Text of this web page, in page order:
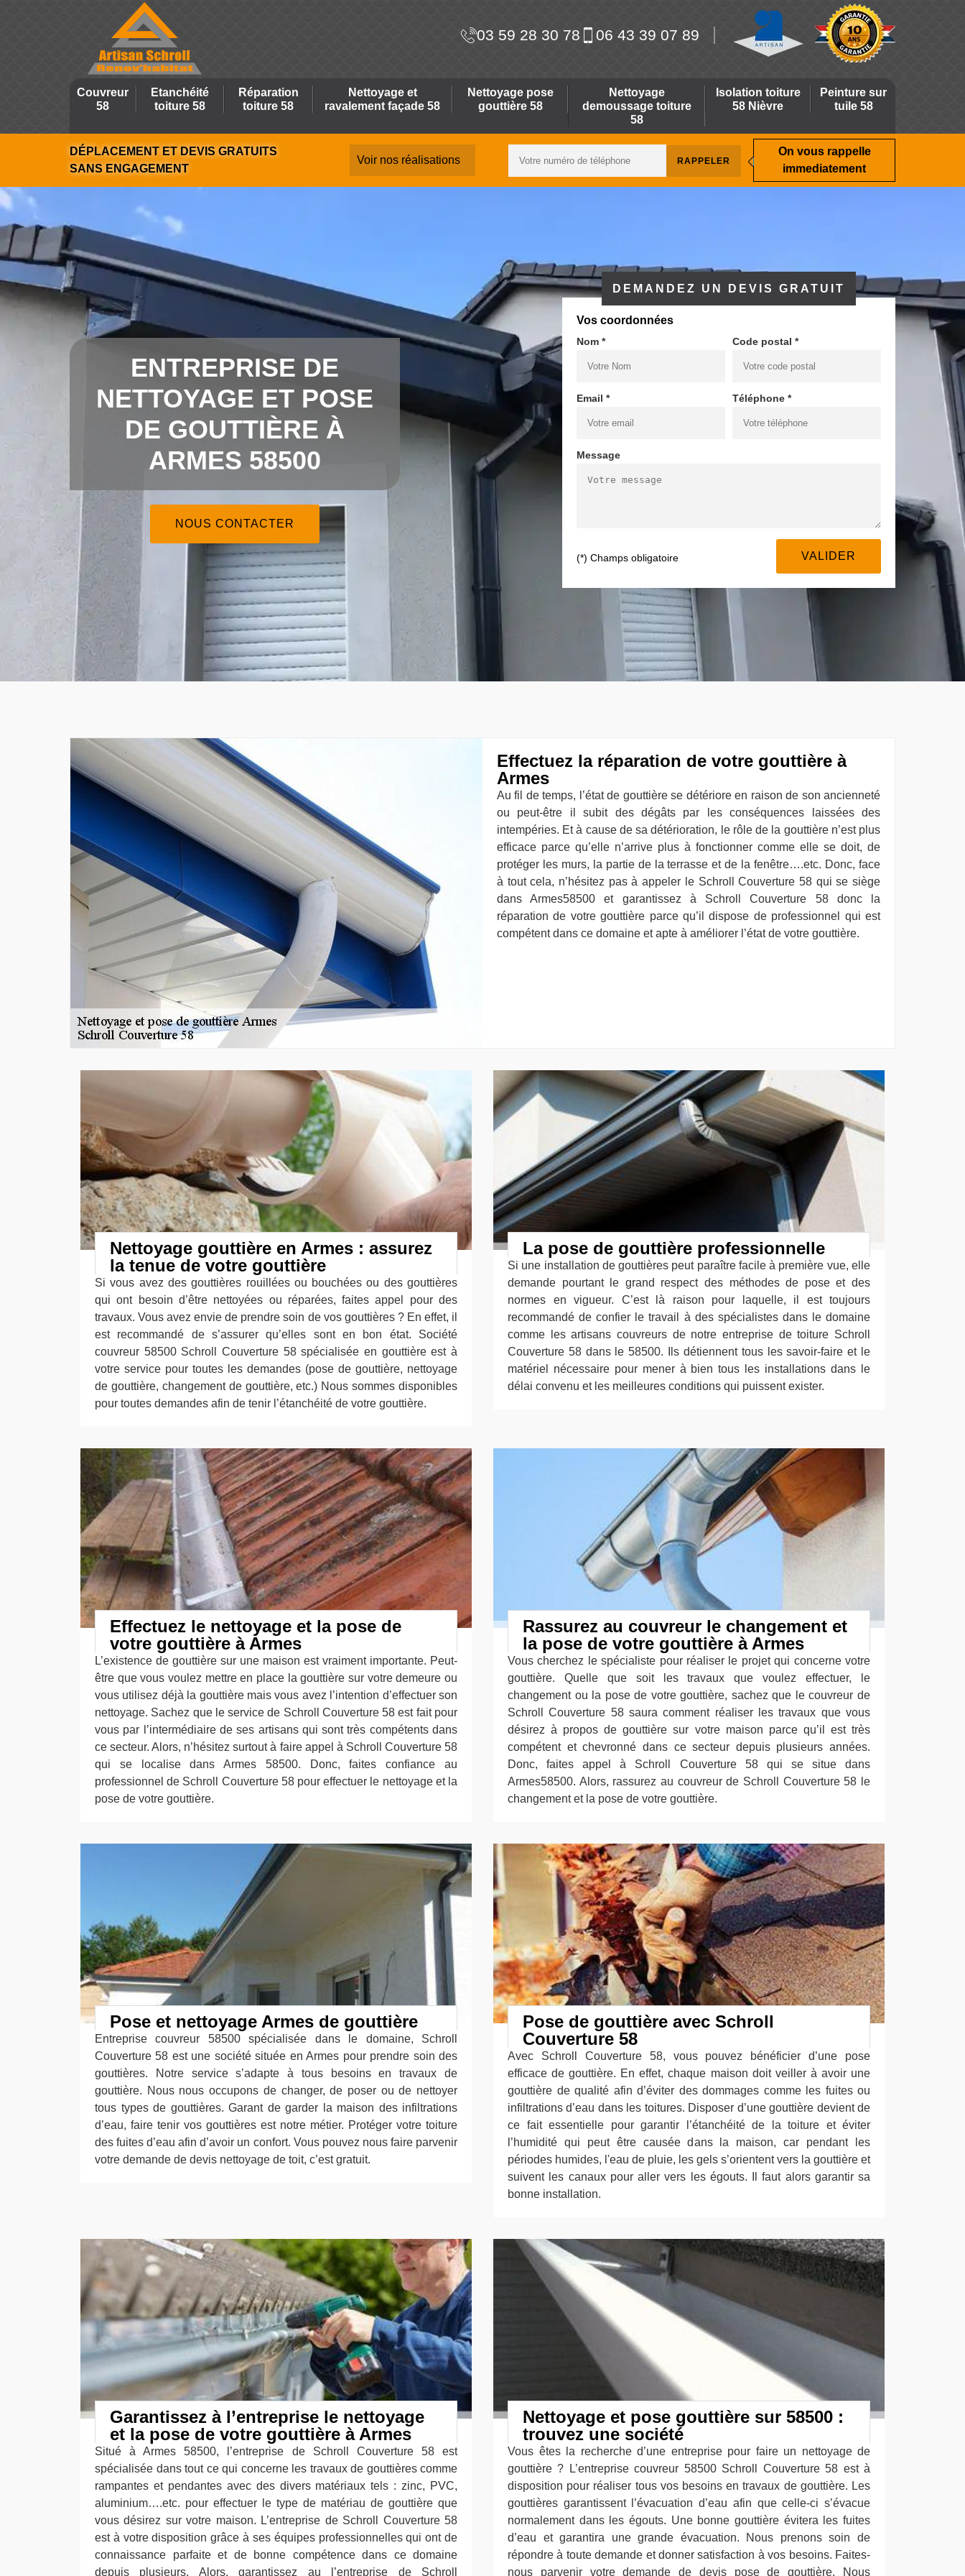
03 59 28 30 78 06 43 39 07 89
Couvreur
58
Etanchéité
toiture 58
Réparation
toiture 58
Nettoyage et
ravalement façade 58
Nettoyage pose
gouttière 58
Nettoyage
demoussage toiture
58
Isolation toiture
58 Nièvre
Peinture sur
tuile 58
DÉPLACEMENT ET DEVIS GRATUITS
SANS ENGAGEMENT
Voir nos réalisations
On vous rappelle
immediatement
ENTREPRISE DE
NETTOYAGE ET POSE
DE GOUTTIÈRE À
ARMES 58500
NOUS CONTACTER
DEMANDEZ UN DEVIS GRATUIT
Vos coordonnées
Nom * Code postal *
Email * Téléphone *
Message
(*) Champs obligatoire
Effectuez la réparation de votre gouttière à
Armes
Au fil de temps, l’état de gouttière se détériore en raison de son ancienneté
ou peut-être il subit des dégâts par les conséquences laissées des
intempéries. Et à cause de sa détérioration, le rôle de la gouttière n’est plus
efficace parce qu’elle n’arrive plus à fonctionner comme elle se doit, de
protéger les murs, la partie de la terrasse et de la fenêtre….etc. Donc, face
à tout cela, n’hésitez pas à appeler le Schroll Couverture 58 qui se siège
dans Armes58500 et garantissez à Schroll Couverture 58 donc la
réparation de votre gouttière parce qu’il dispose de professionnel qui est
compétent dans ce domaine et apte à améliorer l’état de votre gouttière.
Nettoyage gouttière en Armes : assurez
la tenue de votre gouttière
Si vous avez des gouttières rouillées ou bouchées ou des gouttières
qui ont besoin d’être nettoyées ou réparées, faites appel pour des
travaux. Vous avez envie de prendre soin de vos gouttières ? En effet, il
est recommandé de s’assurer qu’elles sont en bon état. Société
couvreur 58500 Schroll Couverture 58 spécialisée en gouttière est à
votre service pour toutes les demandes (pose de gouttière, nettoyage
de gouttière, changement de gouttière, etc.) Nous sommes disponibles
pour toutes demandes afin de tenir l’étanchéité de votre gouttière.
La pose de gouttière professionnelle
Si une installation de gouttières peut paraître facile à première vue, elle
demande pourtant le grand respect des méthodes de pose et des
normes en vigueur. C’est là raison pour laquelle, il est toujours
recommandé de confier le travail à des spécialistes dans le domaine
comme les artisans couvreurs de notre entreprise de toiture Schroll
Couverture 58 dans le 58500. Ils détiennent tous les savoir-faire et le
matériel nécessaire pour mener à bien tous les installations dans le
délai convenu et les meilleures conditions qui puissent exister.
Effectuez le nettoyage et la pose de
votre gouttière à Armes
L’existence de gouttière sur une maison est vraiment importante. Peut-
être que vous voulez mettre en place la gouttière sur votre demeure ou
vous utilisez déjà la gouttière mais vous avez l’intention d’effectuer son
nettoyage. Sachez que le service de Schroll Couverture 58 est fait pour
vous par l’intermédiaire de ses artisans qui sont très compétents dans
ce secteur. Alors, n’hésitez surtout à faire appel à Schroll Couverture 58
qui se localise dans Armes 58500. Donc, faites confiance au
professionnel de Schroll Couverture 58 pour effectuer le nettoyage et la
pose de votre gouttière.
Rassurez au couvreur le changement et
la pose de votre gouttière à Armes
Vous cherchez le spécialiste pour réaliser le projet qui concerne votre
gouttière. Quelle que soit les travaux que voulez effectuer, le
changement ou la pose de votre gouttière, sachez que le couvreur de
Schroll Couverture 58 saura comment réaliser les travaux que vous
désirez à propos de gouttière sur votre maison parce qu’il est très
compétent et chevronné dans ce secteur depuis plusieurs années.
Donc, faites appel à Schroll Couverture 58 qui se situe dans
Armes58500. Alors, rassurez au couvreur de Schroll Couverture 58 le
changement et la pose de votre gouttière.
Pose et nettoyage Armes de gouttière
Entreprise couvreur 58500 spécialisée dans le domaine, Schroll
Couverture 58 est une société située en Armes pour prendre soin des
gouttières. Notre service s’adapte à tous besoins en travaux de
gouttière. Nous nous occupons de changer, de poser ou de nettoyer
tous types de gouttières. Garant de garder la maison des infiltrations
d’eau, faire tenir vos gouttières est notre métier. Protéger votre toiture
des fuites d’eau afin d’avoir un confort. Vous pouvez nous faire parvenir
votre demande de devis nettoyage de toit, c’est gratuit.
Pose de gouttière avec Schroll
Couverture 58
Avec Schroll Couverture 58, vous pouvez bénéficier d’une pose
efficace de gouttière. En effet, chaque maison doit veiller à avoir une
gouttière de qualité afin d’éviter des dommages comme les fuites ou
infiltrations d’eau dans les toitures. Disposer d’une gouttière devient de
ce fait essentielle pour garantir l’étanchéité de la toiture et éviter
l’humidité qui peut être causée dans la maison, car pendant les
périodes humides, l'eau de pluie, les gels s’orientent vers la gouttière et
suivent les canaux pour aller vers les égouts. Il faut alors garantir sa
bonne installation.
Garantissez à l’entreprise le nettoyage
et la pose de votre gouttière à Armes
Situé à Armes 58500, l’entreprise de Schroll Couverture 58 est
spécialisée dans tout ce qui concerne les travaux de gouttières comme
rampantes et pendantes avec des divers matériaux tels : zinc, PVC,
aluminium….etc. pour effectuer le type de matériau de gouttière que
vous désirez sur votre maison. L’entreprise de Schroll Couverture 58
est à votre disposition grâce à ses équipes professionnelles qui ont de
connaissance parfaite et de bonne compétence dans ce domaine
depuis plusieurs. Alors, garantissez au l’entreprise de Schroll
Nettoyage et pose gouttière sur 58500 :
trouvez une société
Vous êtes la recherche d’une entreprise pour faire un nettoyage de
gouttière ? L’entreprise couvreur 58500 Schroll Couverture 58 est à
disposition pour réaliser tous vos besoins en travaux de gouttière. Les
gouttières garantissent l’évacuation d’eau afin que celle-ci s’évacue
normalement dans les égouts. Une bonne gouttière évitera les fuites
d’eau et garantira une grande évacuation. Nous prenons soin de
répondre à toute demande et donner satisfaction à vos besoins. Faites-
nous parvenir votre demande de devis pose de gouttière. Nous